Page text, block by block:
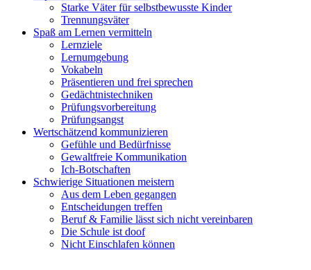
Starke Väter für selbstbewusste Kinder
Trennungsväter
Spaß am Lernen vermitteln
Lernziele
Lernumgebung
Vokabeln
Präsentieren und frei sprechen
Gedächtnistechniken
Prüfungsvorbereitung
Prüfungsangst
Wertschätzend kommunizieren
Gefühle und Bedürfnisse
Gewaltfreie Kommunikation
Ich-Botschaften
Schwierige Situationen meistern
Aus dem Leben gegangen
Entscheidungen treffen
Beruf & Familie lässt sich nicht vereinbaren
Die Schule ist doof
Nicht Einschlafen können